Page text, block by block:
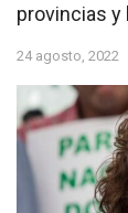
provincias y
24 agosto, 2022